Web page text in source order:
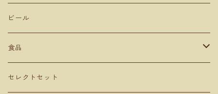
Lowbrow Craft
リタファーム&ワイナリー
くらむぼん
コルトラーダ
大分
安心院ワイナリー
プルサール
カベルネソービニョン
カベルネフラン
ビール
食品
オリーブオイル
セレクトセット